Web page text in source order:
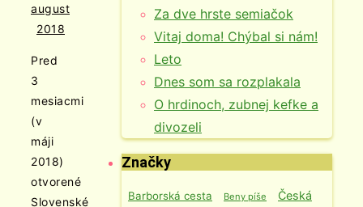
august
2018
Pred
3
mesiacmi
(v
máji
2018)
otvorené
Slovenské
Za dve hrste semiačok
Vitaj doma! Chýbal si nám!
Leto
Dnes som sa rozplakala
O hrdinoch, zubnej kefke a
divozeli
Značky
Barborská cesta Beny píše
Česká